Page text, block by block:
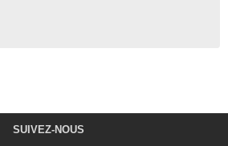
SUIVEZ-NOUS